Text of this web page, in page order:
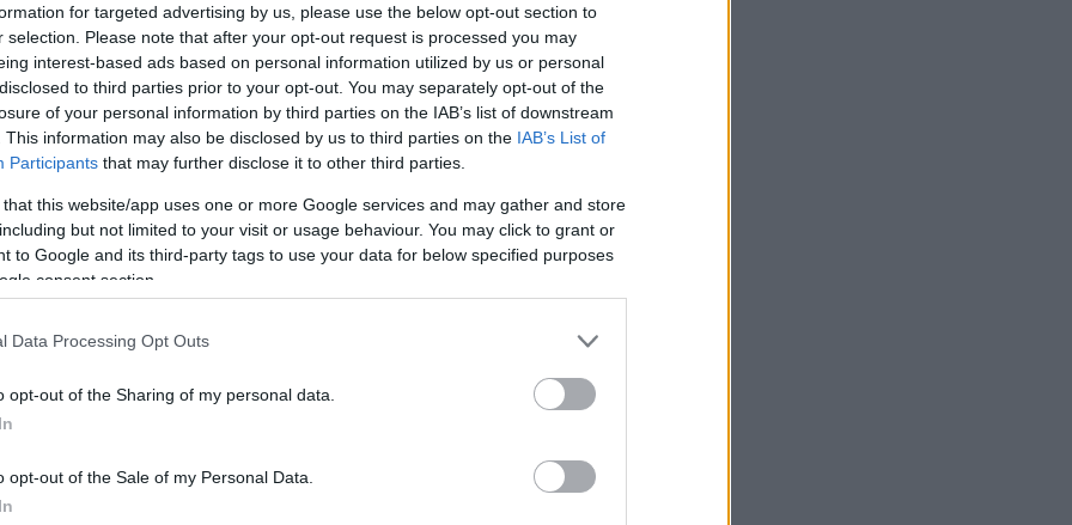
for targeted advertising by us, please use the below opt-out section to
selection. Please note that after your opt-out request is processed you may
interest-based ads based on personal information utilized by us or personal
to third parties prior to your opt-out. You may separately opt-out of the
of your personal information by third parties on the IAB’s list of downstream
This information may also be disclosed by us to third parties on the IAB’s List of
Participants that may further disclose it to other third parties.
that this website/app uses one or more Google services and may gather and store
but not limited to your visit or usage behaviour. You may click to grant or
to Google and its third-party tags to use your data for below specified purposes
consent section.
Data Processing Opt Outs
opt-out of the Sharing of my personal data.
opt-out of the Sale of my Personal Data.
kifejezetten jó viszonyt ápol Valentino Rossival.
együtt, ahol számos történetet hallhatott és
kiemelte, nemcsak a kilencszeres világbajnokkal,
a szál a Belga Nagydíj hétvégéjén ismét előkerült.